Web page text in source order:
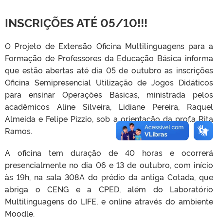
INSCRIÇÕES ATÉ 05/10!!!
O Projeto de Extensão Oficina Multilinguagens para a
Formação de Professores da Educação Básica informa
que estão abertas até dia 05 de outubro as inscrições
Oficina Semipresencial Utilização de Jogos Didáticos
para ensinar Operações Básicas, ministrada pelos
acadêmicos Aline Silveira, Lidiane Pereira, Raquel
Almeida e Felipe Pizzio, sob a orientação da prof.a Rita
Ramos.
A oficina tem duração de 40 horas e ocorrerá
presencialmente no dia 06 e 13 de outubro, com início
às 19h, na sala 308A do prédio da antiga Cotada, que
abriga o CENG e a CPED, além do Laboratório
Multilinguagens do LIFE, e online através do ambiente
Moodle.